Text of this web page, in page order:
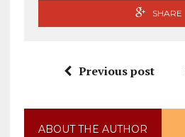
SHARE
Previous post
ABOUT THE AUTHOR